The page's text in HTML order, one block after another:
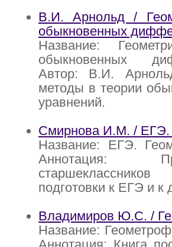
В.И. Арнольд /
обыкновенных
Название:
обыкновенных
Автор: В.И.
методы в теории
уравнений.
Смирнова И.М. / ЕГЭ.
Название: ЕГЭ.
Аннотация:
подготовки к ЕГЭ и к
Владимиров Ю.С. /
Название: